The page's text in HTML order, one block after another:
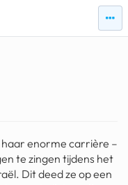
zie
haar enorme carrière –
te zingen tijdens het
Dit deed ze op een